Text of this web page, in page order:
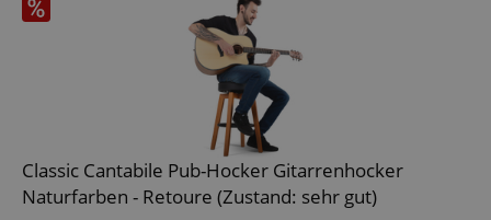
Classic Cantabile Pub-Hocker Gitarrenhocker
Naturfarben - Retoure (Zustand: sehr gut)
etc.).
Google-
Datenschutzerklärung